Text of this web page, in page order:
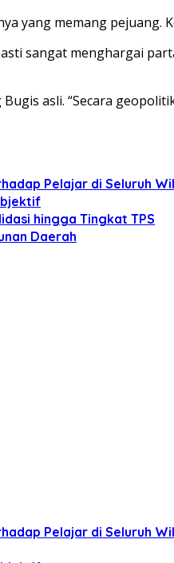
yang memang pejuang.
sangat menghargai
asli. “Secara
Pelajar di Seluruh
hingga Tingkat TPS
Daerah
Pelajar di Seluruh